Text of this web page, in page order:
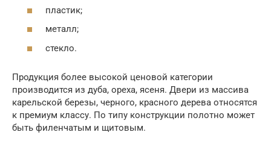
пластик;
металл;
стекло.
Продукция более высокой ценовой категории
производится из дуба, ореха, ясеня. Двери из массива
карельской березы, черного, красного дерева относятся
к премиум классу. По типу конструкции полотно может
быть филенчатым и щитовым.